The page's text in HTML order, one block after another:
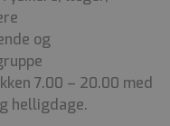
og
7.00 – 20.00 med
helligdage.